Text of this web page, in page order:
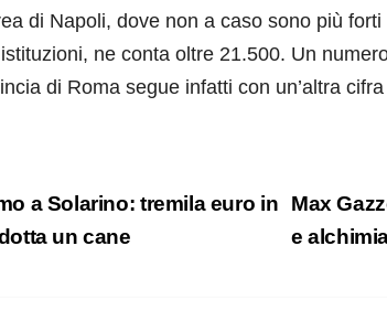
di Napoli, dove non a caso sono più
ne conta oltre 21.500. Un
di Roma segue infatti con un’altra
Max
e
a Solarino: tremila euro in
un cane